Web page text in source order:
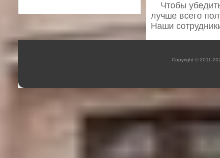
Чтобы
лучше всего
Наши
Copyright © 2011-